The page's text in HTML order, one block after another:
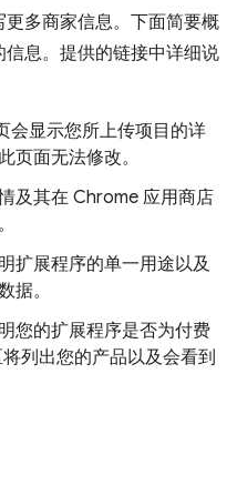
多商家信息。下面简要概
息。提供的链接中详细说
会显示您所上传项目的详
页面无法修改。
及其在 Chrome 应用商店
扩展程序的单一用途以及
据。
您的扩展程序是否为付费
列出您的产品以及会看到